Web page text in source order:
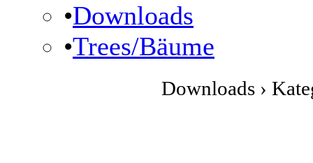
•Downloads
•Trees/Bäume
Downloads ›